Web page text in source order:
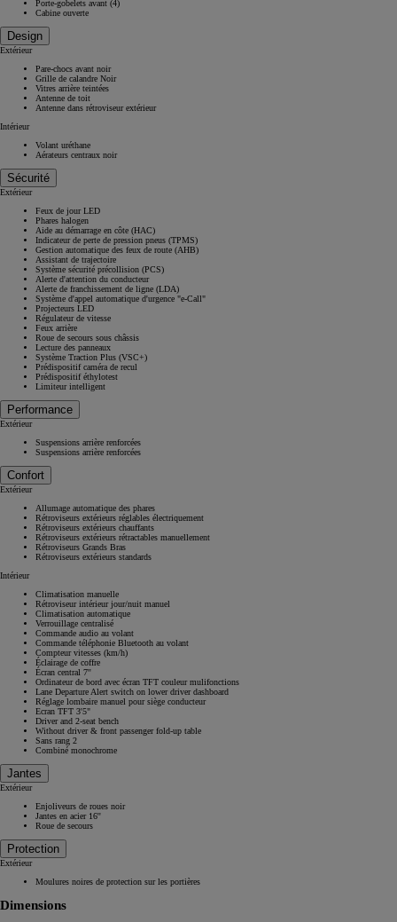
Porte-gobelets avant (4)
Cabine ouverte
Design
Extérieur
Pare-chocs avant noir
Grille de calandre Noir
Vitres arrière teintées
Antenne de toit
Antenne dans rétroviseur extérieur
Intérieur
Volant uréthane
Aérateurs centraux noir
Sécurité
Extérieur
Feux de jour LED
Phares halogen
Aide au démarrage en côte (HAC)
Indicateur de perte de pression pneus (TPMS)
Gestion automatique des feux de route (AHB)
Assistant de trajectoire
Système sécurité précollision (PCS)
Alerte d'attention du conducteur
Alerte de franchissement de ligne (LDA)
Système d'appel automatique d'urgence "e-Call"
Projecteurs LED
Régulateur de vitesse
Feux arrière
Roue de secours sous châssis
Lecture des panneaux
Système Traction Plus (VSC+)
Prédispositif caméra de recul
Prédispositif éthylotest
Limiteur intelligent
Performance
Extérieur
Suspensions arrière renforcées
Suspensions arrière renforcées
Confort
Extérieur
Allumage automatique des phares
Rétroviseurs extérieurs réglables électriquement
Rétroviseurs extérieurs chauffants
Rétroviseurs extérieurs rétractables manuellement
Rétroviseurs Grands Bras
Rétroviseurs extérieurs standards
Intérieur
Climatisation manuelle
Rétroviseur intérieur jour/nuit manuel
Climatisation automatique
Verrouillage centralisé
Commande audio au volant
Commande téléphonie Bluetooth au volant
Compteur vitesses (km/h)
Éclairage de coffre
Écran central 7''
Ordinateur de bord avec écran TFT couleur mulifonctions
Lane Departure Alert switch on lower driver dashboard
Réglage lombaire manuel pour siège conducteur
Ecran TFT 3'5"
Driver and 2-seat bench
Without driver & front passenger fold-up table
Sans rang 2
Combiné monochrome
Jantes
Extérieur
Enjoliveurs de roues noir
Jantes en acier 16''
Roue de secours
Protection
Extérieur
Moulures noires de protection sur les portières
Dimensions